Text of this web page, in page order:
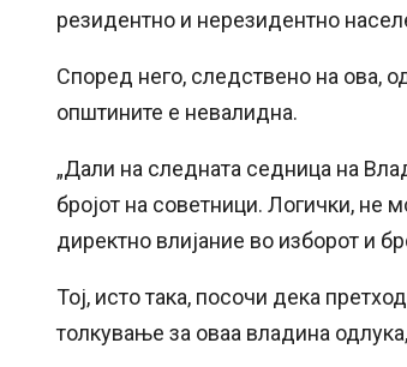
резидентно и нерезидентно
Според него, следствено на ова,
општините е невалидна.
„Дали на следната седница на
бројот на советници. Логички, не
директно влијание во изборот и
Тој, исто така, посочи дека
толкување за оваа владина